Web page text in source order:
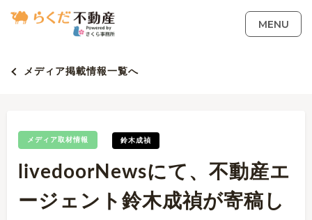
MENU
メディア掲載情報一覧へ
メディア取材情報 鈴木成禎
livedoorNewsにて、不動産エ
ージェント鈴木成禎が寄稿し